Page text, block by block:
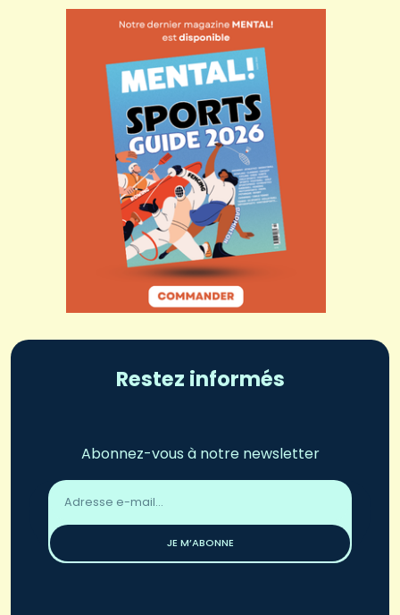
Restez informés
Abonnez-vous à notre newsletter
Adresse
email
JE M’ABONNE